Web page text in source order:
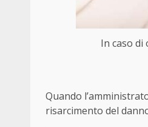
In caso
Quando
risarcimento del